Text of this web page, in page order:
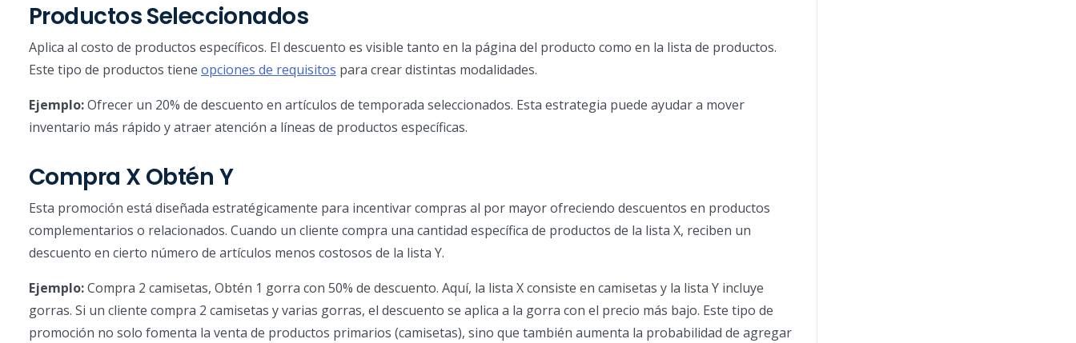
Productos Seleccionados
Aplica al costo de productos específicos. El descuento es visible tanto en la página del producto como en la lista de productos.
Este tipo de productos tiene opciones de requisitos para crear distintas modalidades.
Ejemplo:Ofrecer un 20% de descuento en artículos de temporada seleccionados. Esta estrategia puede ayudar a mover
inventario más rápido y atraer atención a líneas de productos específicas.
Compra X Obtén Y
Esta promoción está diseñada estratégicamente para incentivar compras al por mayor ofreciendo descuentos en productos
complementarios o relacionados. Cuando un cliente compra una cantidad específica de productos de la lista X, reciben un
descuento en cierto número de artículos menos costosos de la lista Y.
Ejemplo:Compra 2 camisetas, Obtén 1 gorra con 50% de descuento. Aquí, la lista X consiste en camisetas y la lista Y incluye
gorras. Si un cliente compra 2 camisetas y varias gorras, el descuento se aplica a la gorra con el precio más bajo. Este tipo de
promoción no solo fomenta la venta de productos primarios (camisetas), sino que también aumenta la probabilidad de agregar